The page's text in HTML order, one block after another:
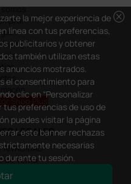
pago
Shop Plus
LEGALES
de venta
cancel
la mejor experiencia de
línea con tus preferencias,
publicitarios y obtener
también utilizan estas
anuncios mostrados.
el consentimiento para
clic en “Personalizar
tus preferencias de uso de
puedes visitar la página
este banner rechazas
necesarias
durante tu sesión.